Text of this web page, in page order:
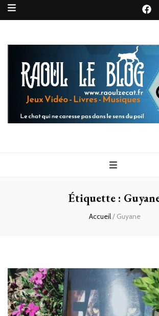
Raoul
Étiquette :
Accueil/ Guyane